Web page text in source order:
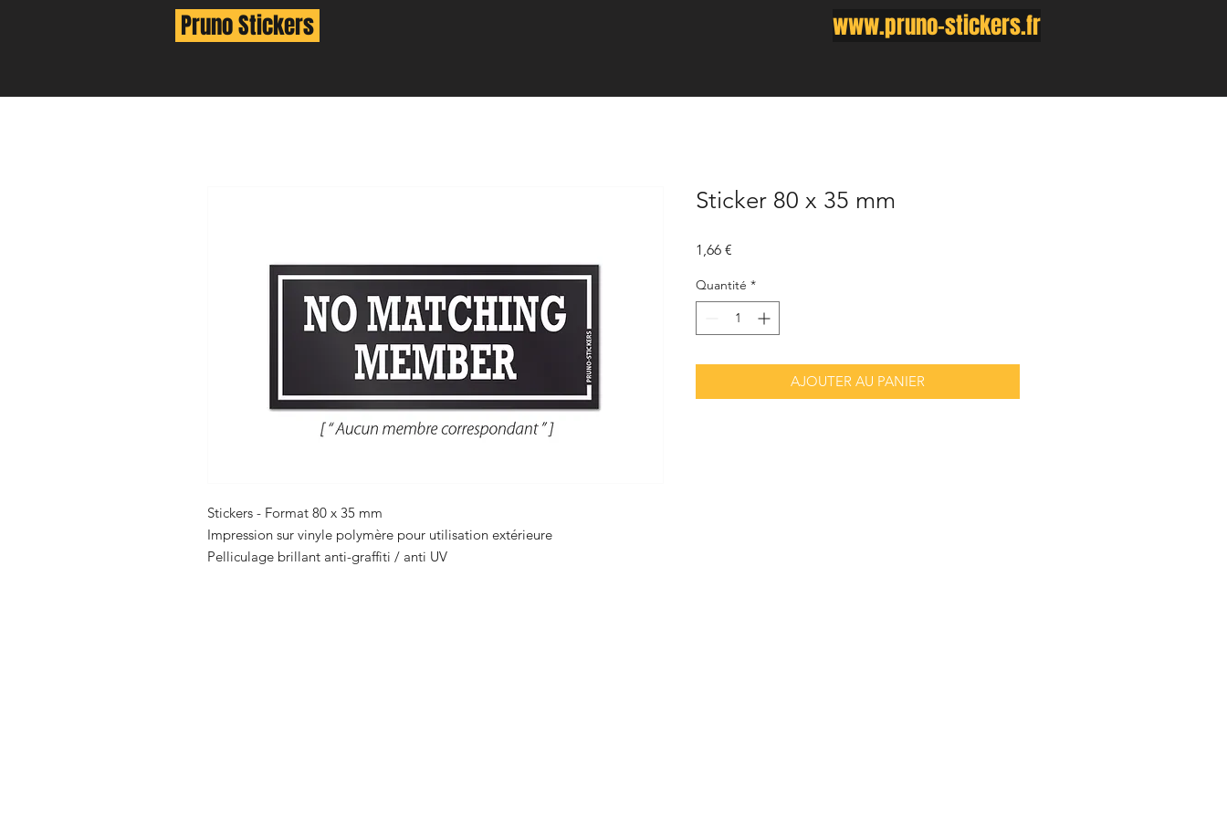
Stickers - Format 80 x 35 mm
Impression sur vinyle polymère pour utilisation extérieure
Pelliculage brillant anti-graffiti / anti UV
Sticker 80 x 35 mm
1,66 €
Quantité *
AJOUTER AU PANIER
Pruno Stickers www.pruno-stickers.fr